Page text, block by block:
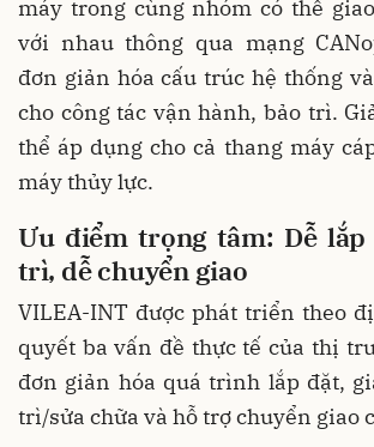
máy trong cùng nhóm có thể
với nhau thông qua mạng
đơn giản hóa cấu trúc hệ thống
cho công tác vận hành, bảo trì.
thể áp dụng cho cả thang máy
máy thủy lực.
Ưu điểm trọng tâm: Dễ lắp
trì, dễ chuyển giao
VILEA-INT được phát triển theo
quyết ba vấn đề thực tế của thị
đơn giản hóa quá trình lắp đặt,
trì/sửa chữa và hỗ trợ chuyển giao